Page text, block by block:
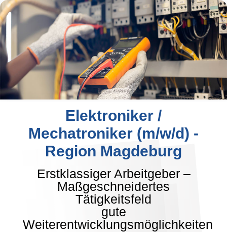
Elektroniker /
Mechatroniker (m/w/d) -
Region Magdeburg
Erstklassiger Arbeitgeber –
Maßgeschneidertes
Tätigkeitsfeld
gute
Weiterentwicklungsmöglichkeiten